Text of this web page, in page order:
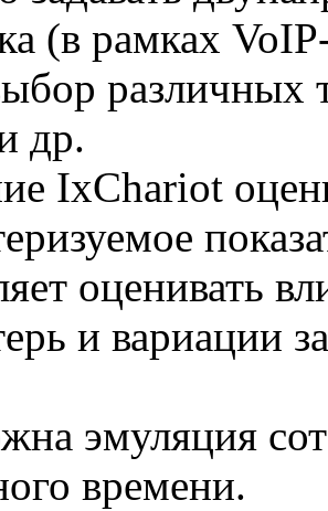
(в рамках
различных
др.
IxChariot
оценивать
и вариации
эмуляция
времени.